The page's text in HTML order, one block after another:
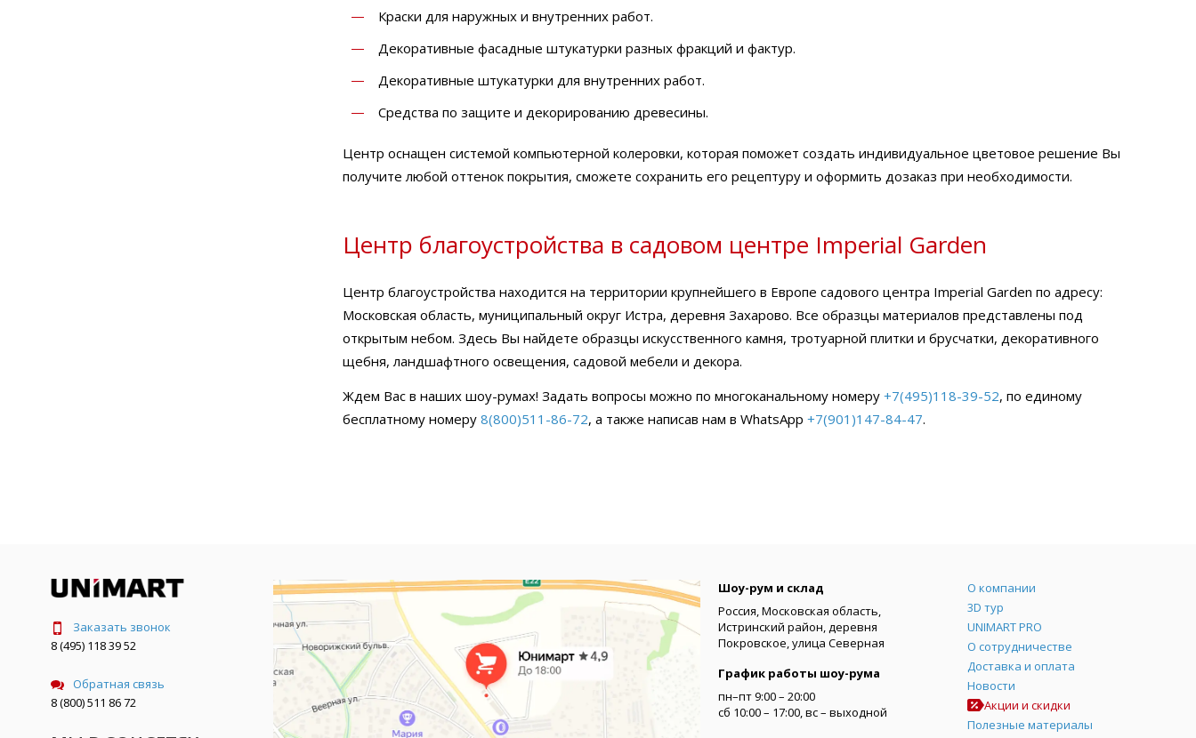
Краски для наружных и внутренних работ.
Декоративные фасадные штукатурки разных фракций и фактур.
Декоративные штукатурки для внутренних работ.
Средства по защите и декорированию древесины.
Центр оснащен системой компьютерной колеровки, которая поможет создать индивидуальное цветовое решение Вы
получите любой оттенок покрытия, сможете сохранить его рецептуру и оформить дозаказ при необходимости.
Центр благоустройства в садовом центре Imperial Garden
Центр благоустройства находится на территории крупнейшего в Европе садового центра Imperial Garden по адресу:
Московская область, муниципальный округ Истра, деревня Захарово. Все образцы материалов представлены под
открытым небом. Здесь Вы найдете образцы искусственного камня, тротуарной плитки и брусчатки, декоративного
щебня, ландшафтного освещения, садовой мебели и декора.
Ждем Вас в наших шоу-румах! Задать вопросы можно по многоканальному номеру+7(495)118-39-52, по единому
бесплатному номеру8(800)511-86-72, а также написав нам в WhatsApp+7(901)147-84-47.
Заказать звонок
8 (495) 118 39 52
Обратная связь
8 (800) 511 86 72
Шоу-рум и склад
Россия, Московская область,
Истринский район, деревня
Покровское, улица Северная
График работы шоу-рума
пн–пт 9:00 – 20:00
сб 10:00 – 17:00, вс – выходной
Меню
О компании
3D тур
UNIMART PRO
О сотрудничестве
Доставка и оплата
Новости
Акции и скидки
Полезные материалы